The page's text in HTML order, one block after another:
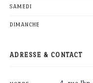
SAMEDI
DIMANCHE
ADRESSE & CONTACT